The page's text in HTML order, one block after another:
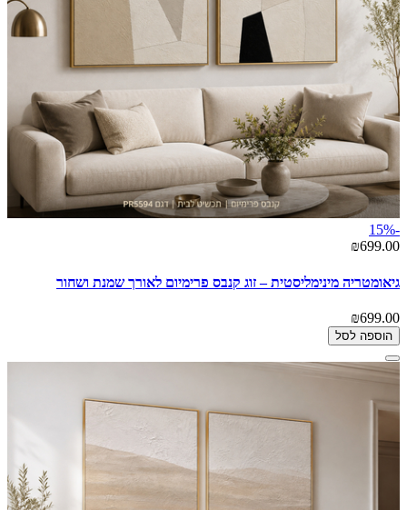
-15%
₪699.00
גיאומטריה מינימליסטית – זוג קנבס פרימיום לאורך שמנת ושחור
₪699.00
הוספה לסל